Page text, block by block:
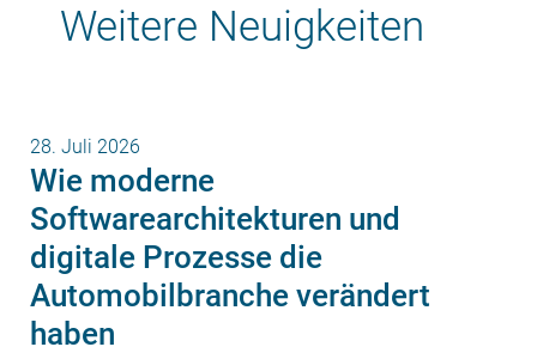
Weitere Neuigkeiten
28. Juli 2026
Wie moderne
Softwarearchitekturen und
digitale Prozesse die
Automobilbranche verändert
haben